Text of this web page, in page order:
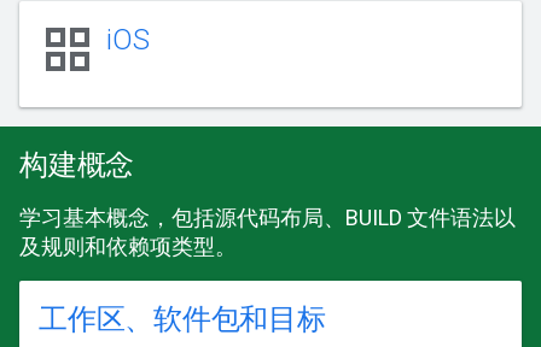
grid_view iOS
构建概念
学习基本概念，包括源代码布局、BUILD 文件语法以
及规则和依赖项类型。
工作区、软件包和目标